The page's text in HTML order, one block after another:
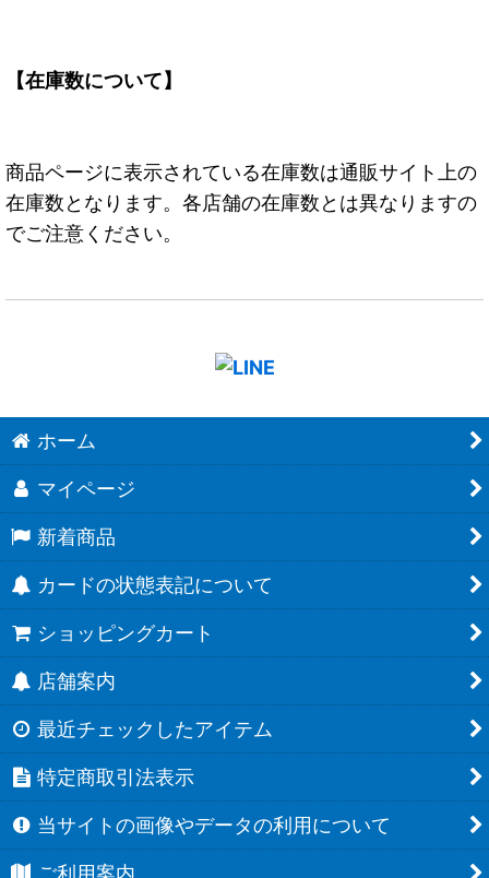
【在庫数について】
商品ページに表示されている在庫数は通販サイト上の
在庫数となります。各店舗の在庫数とは異なりますの
でご注意ください。
ホーム
マイページ
新着商品
カードの状態表記について
ショッピングカート
店舗案内
最近チェックしたアイテム
特定商取引法表示
当サイトの画像やデータの利用について
ご利用案内